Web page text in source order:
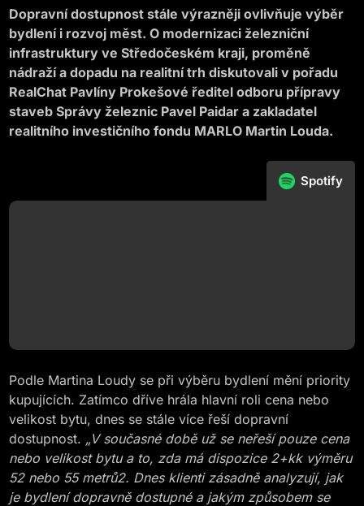
Dopravní dostupnost stále výrazněji ovlivňuje výběr
bydlení i rozvoj měst. O modernizaci železniční
infrastruktury ve Středočeském kraji, proměně
nádraží a dopadu na realitní trh diskutovali v pořadu
RealChat Pavlíny Prokešové ředitel odboru přípravy
staveb Správy železnic Pavel Paidar a zakladatel
realitního investičního fondu MARLO Martin Louda.
Spotify
Podle Martina Loudy se při výběru bydlení mění priority
kupujících. Zatímco dříve hrála hlavní roli cena nebo
velikost bytu, dnes se stále více řeší dopravní
dostupnost. „V současné době už se neřeší pouze cena
nebo velikost bytu a to, zda má dispozice 2+kk výměru
52 nebo 55 metrů2. Dnes klienti zásadně analyzují, jak
je bydlení dopravně dostupné a jakým způsobem se